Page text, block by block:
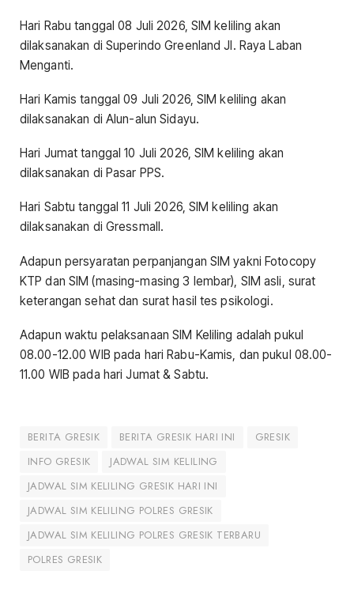
Hari Rabu tanggal 08 Juli 2026, SIM keliling akan
dilaksanakan di Superindo Greenland Jl. Raya Laban
Menganti.
Hari Kamis tanggal 09 Juli 2026, SIM keliling akan
dilaksanakan di Alun-alun Sidayu.
Hari Jumat tanggal 10 Juli 2026, SIM keliling akan
dilaksanakan di Pasar PPS.
Hari Sabtu tanggal 11 Juli 2026, SIM keliling akan
dilaksanakan di Gressmall.
Adapun persyaratan perpanjangan SIM yakni Fotocopy
KTP dan SIM (masing-masing 3 lembar), SIM asli, surat
keterangan sehat dan surat hasil tes psikologi.
Adapun waktu pelaksanaan SIM Keliling adalah pukul
08.00-12.00 WIB pada hari Rabu-Kamis, dan pukul 08.00-
11.00 WIB pada hari Jumat & Sabtu.
BERITA GRESIK BERITA GRESIK HARI INI
GRESIK
INFO GRESIK
JADWAL SIM KELILING
JADWAL SIM KELILING GRESIK HARI INI
JADWAL SIM KELILING POLRES GRESIK
JADWAL SIM KELILING POLRES GRESIK TERBARU
POLRES GRESIK